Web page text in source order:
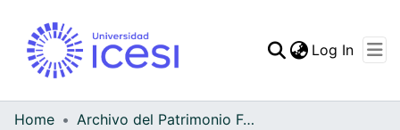
Log In
Home
Archivo del Patrimonio Fotográfico y Fílmico del Valle del Cauca